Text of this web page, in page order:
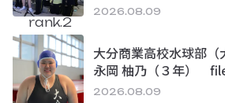
2026.08.09
rank.2
大分商業高校水球部
永岡 柚乃（３年）
2026.08.09